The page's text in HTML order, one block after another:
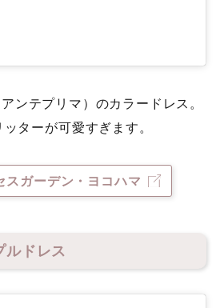
ンテプリマ）のカラードレス。
ターが可愛すぎます。
スガーデン・ヨコハマ
ルドレス